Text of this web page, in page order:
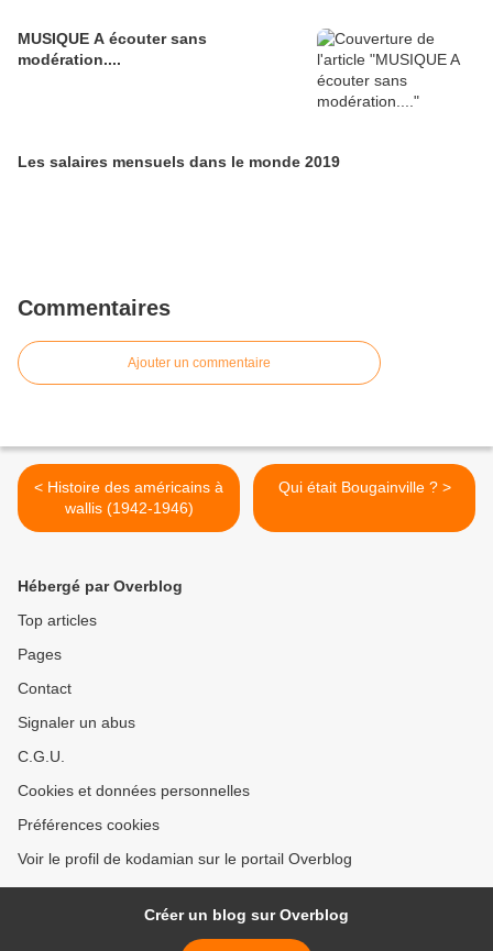
MUSIQUE A écouter sans
modération....
Les salaires mensuels dans le monde 2019
Commentaires
Ajouter un commentaire
< Histoire des américains à
wallis (1942-1946)
Qui était Bougainville ? >
Hébergé par Overblog
Top articles
Pages
Contact
Signaler un abus
C.G.U.
Cookies et données personnelles
Préférences cookies
Voir le profil de kodamian sur le portail Overblog
Créer un blog sur Overblog